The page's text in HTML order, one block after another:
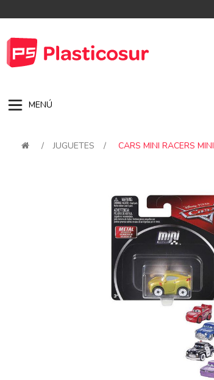
MENÚ
/ JUGUETES / CARS MINI RACERS MINI